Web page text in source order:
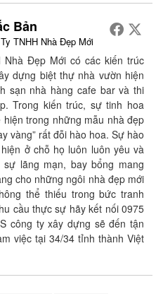
Bản
TNHH Nhà Đẹp Mới
Nhà Đẹp Mới có các kiến trúc
dựng biệt thự nhà vườn hiện
sạn nhà hàng cafe bar và thi
Trong kiến trúc, sự tinh hoa
trong những mẫu nhà đẹp
vàng” rất đỗi hào hoa. Sự hào
ở chỗ họ luôn luôn yêu và
lãng mạn, bay bổng mang
cho những ngôi nhà đẹp mới
thể thiếu trong bức tranh
cầu thực sự hãy kết nối 0975
công ty xây dựng sẽ đến tận
việc tại 34/34 tỉnh thành Việt